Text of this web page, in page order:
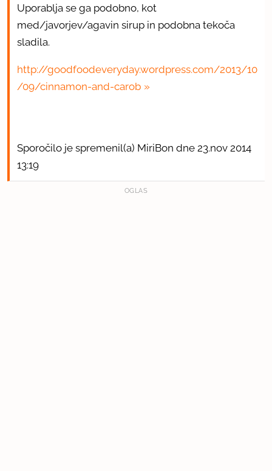
Uporablja se ga podobno, kot
med/javorjev/agavin sirup in podobna tekoča
sladila.
http://goodfoodeveryday.wordpress.com/2013/10
/09/cinnamon-and-carob
Sporočilo je spremenil(a) MiriBon dne 23.nov 2014
13:19
OGLAS